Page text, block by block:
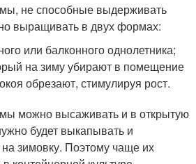
не способные выдерживать
выращивать в двух формах:
или балконного однолетника;
на зиму убирают в помещение
обрезают, стимулируя рост.
можно высаживать и в открытую
будет выкапывать и
зимовку. Поэтому чаще их